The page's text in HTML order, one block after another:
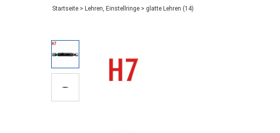
Startseite > Lehren, Einstellringe > glatte Lehren (14)